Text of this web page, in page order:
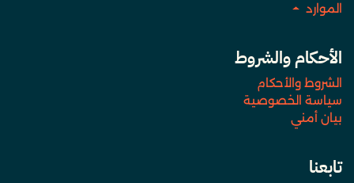
الموارد
الأحكام والشروط
الشروط والأحكام
سياسة الخصوصية
بيان أمني
تابعنا